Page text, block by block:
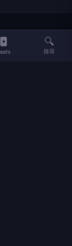
聞、生活、健康、
🔍
搜尋